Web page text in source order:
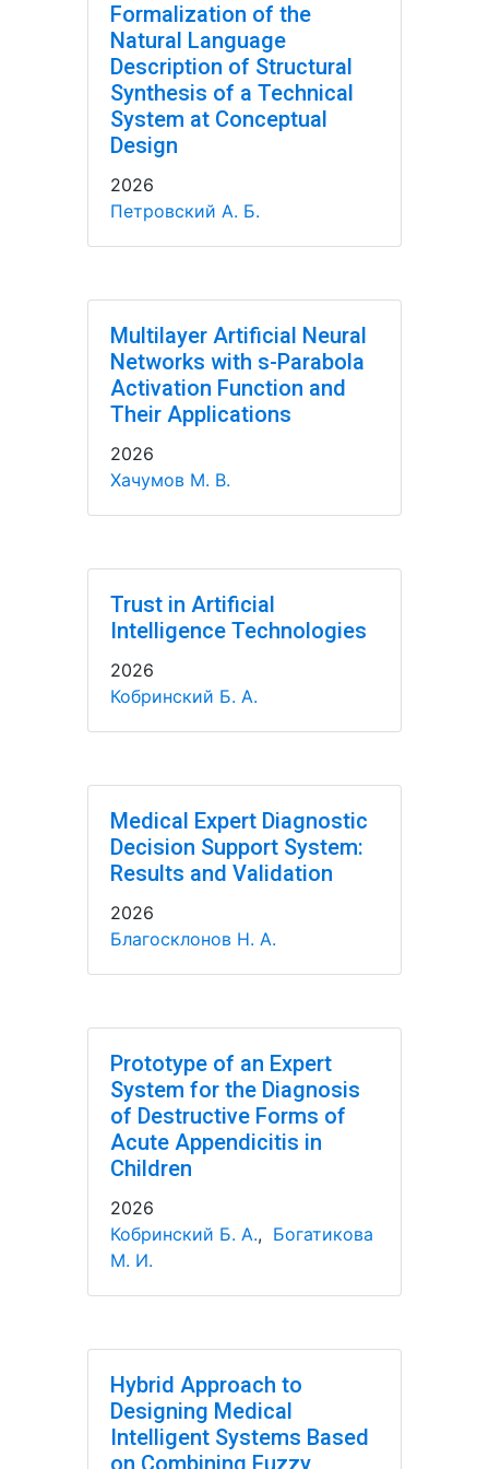
Formalization of the
Natural Language
Description of Structural
Synthesis of a Technical
System at Conceptual
Design
2026
Петровский А. Б.
Multilayer Artificial Neural
Networks with s-Parabola
Activation Function and
Their Applications
2026
Хачумов М. В.
Trust in Artificial
Intelligence Technologies
2026
Кобринский Б. А.
Medical Expert Diagnostic
Decision Support System:
Results and Validation
2026
Благосклонов Н. А.
Prototype of an Expert
System for the Diagnosis
of Destructive Forms of
Acute Appendicitis in
Children
2026
Кобринский Б. А., Богатикова
М. И.
Hybrid Approach to
Designing Medical
Intelligent Systems Based
on Combining Fuzzy